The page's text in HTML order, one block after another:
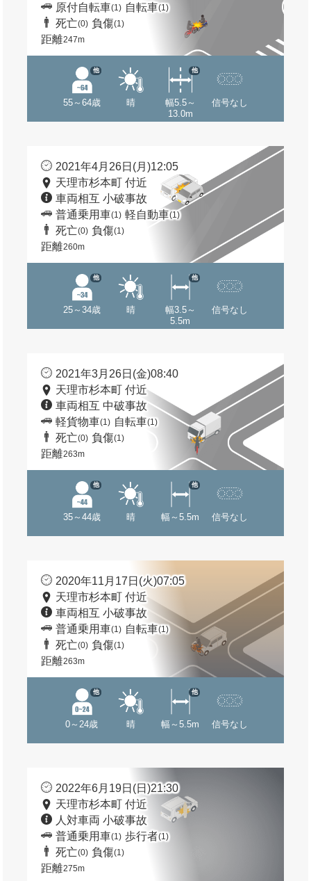
原付自転車(1) 自転車(1)
死亡(0) 負傷(1)
距離247m
55～64歳
他
晴
幅5.5～
13.0m
他
信号なし
2021年4月26日(月)12:05
天理市杉本町 付近
車両相互 小破事故
普通乗用車(1) 軽自動車(1)
死亡(0) 負傷(1)
距離260m
25～34歳
他
晴
幅3.5～
5.5m
他
信号なし
2021年3月26日(金)08:40
天理市杉本町 付近
車両相互 中破事故
軽貨物車(1) 自転車(1)
死亡(0) 負傷(1)
距離263m
35～44歳
他
晴 幅～5.5m
他
信号なし
2020年11月17日(火)07:05
天理市杉本町 付近
車両相互 小破事故
普通乗用車(1) 自転車(1)
死亡(0) 負傷(1)
距離263m
0～24歳
他
晴 幅～5.5m
他
信号なし
2022年6月19日(日)21:30
天理市杉本町 付近
人対車両 小破事故
普通乗用車(1) 歩行者(1)
死亡(0) 負傷(1)
距離275m